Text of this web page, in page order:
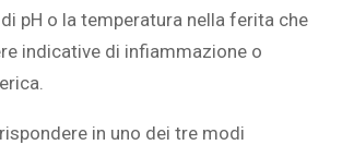
pH o la temperatura nella ferita che
indicative di infiammazione o
in uno dei tre modi